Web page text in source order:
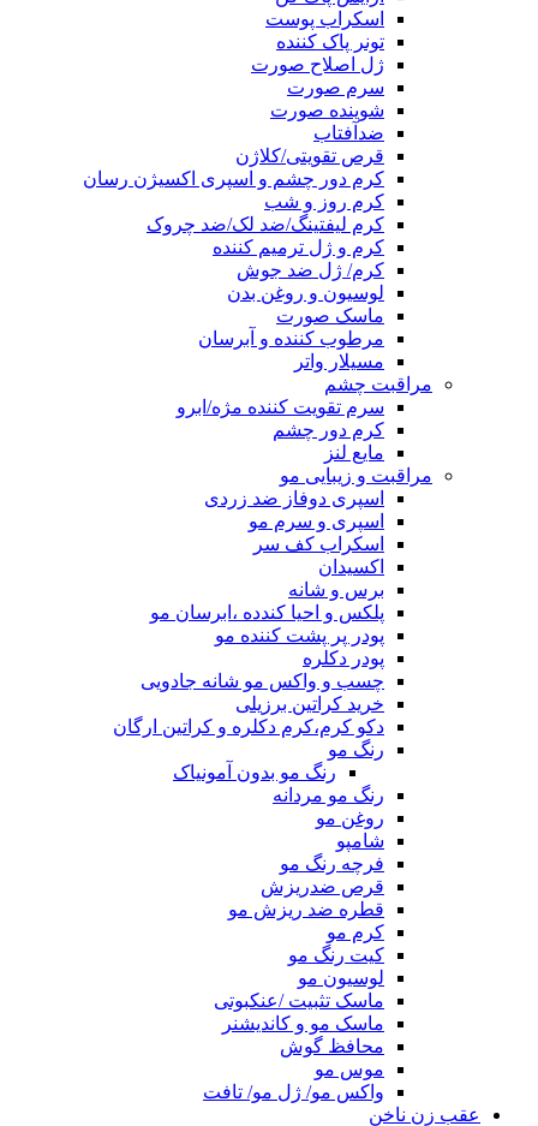
اسکراب پوست
تونر پاک کننده
ژل اصلاح صورت
سرم صورت
شوینده صورت
ضدآفتاب
قرص تقویتی/کلاژن
کرم دور چشم و اسپری اکسیژن رسان
کرم روز و شب
کرم لیفتینگ/ضد لک/ضد چروک
کرم و ژل ترمیم کننده
کرم/ ژل ضد جوش
لوسیون و روغن بدن
ماسک صورت
مرطوب کننده و آبرسان
مسیلار واتر
مراقبت چشم
سرم تقویت کننده مژه/ابرو
کرم دور چشم
مایع لنز
مراقبت و زیبایی مو
اسپری دوفاز ضد زردی
اسپری و سرم مو
اسکراب کف سر
اکسیدان
برس و شانه
پلکس و احیا کندده ،ابرسان مو
پودر پر پشت کننده مو
پودر دکلره
چسب و واکس مو شانه جادویی
خرید کراتین برزیلی
دکو کرم،کرم دکلره و کراتین ارگان
رنگ مو
رنگ مو بدون آمونیاک
رنگ مو مردانه
روغن مو
شامپو
فرچه رنگ مو
قرص ضدریزش
قطره ضد ریزش مو
کرم مو
کیت رنگ مو
لوسیون مو
ماسک تثبیت /عنکبوتی
ماسک مو و کاندیشنر
محافظ گوش
موس مو
واکس مو/ ژل مو/ تافت
عقب زن ناخن